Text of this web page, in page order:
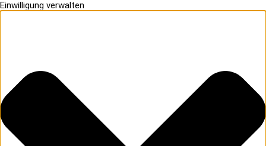
Einwilligung verwalten